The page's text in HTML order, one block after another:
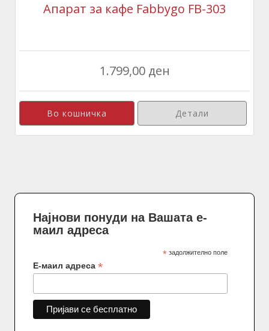
Апарат за кафе Fabbygo FB-303
1.799,00 ден
Детали
Најнови понуди на Вашата е-
маил адреса
* задолжително поле
Е-маил адреса *